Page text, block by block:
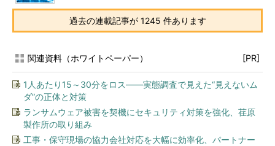
過去の連載記事が 1245 件あります
関連資料（ホワイトペーパー） [PR]
1人あたり15～30分をロス――実態調査で見えた“見えないム
ダ”の正体と対策
ランサムウェア被害を契機にセキュリティ対策を強化、荏原
製作所の取り組み
工事・保守現場の協力会社対応を大幅に効率化、パートナー